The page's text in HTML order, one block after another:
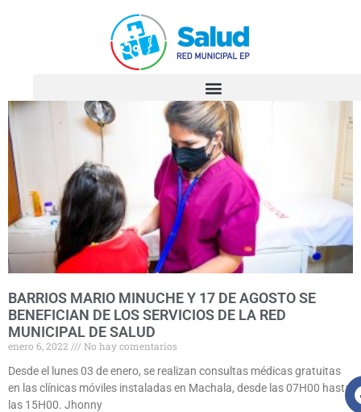
BARRIOS MARIO MINUCHE Y 17 DE AGOSTO SE
BENEFICIAN DE LOS SERVICIOS DE LA RED
MUNICIPAL DE SALUD
enero 6, 2022
No hay comentarios
Desde el lunes 03 de enero, se realizan consultas médicas gratuitas
en las clínicas móviles instaladas en Machala, desde las 07H00 hasta
las 15H00. Jhonny